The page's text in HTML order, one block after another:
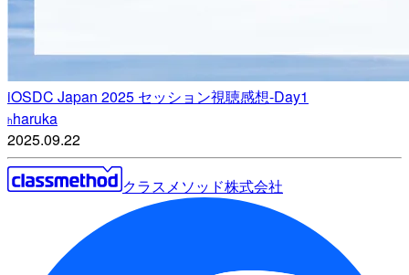
iOSDC Japan 2025 セッション視聴感想-Day1
hharuka
2025.09.22
クラスメソッド株式会社